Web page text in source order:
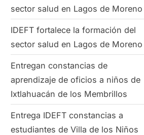
sector salud en Lagos de Moreno
IDEFT fortalece la formación del
sector salud en Lagos de Moreno
Entregan constancias de
aprendizaje de oficios a niños de
Ixtlahuacán de los Membrillos
Entrega IDEFT constancias a
estudiantes de Villa de los Niños